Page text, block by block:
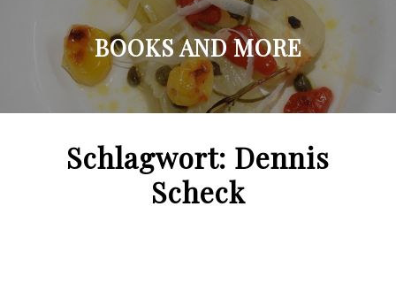
BOOKS AND MORE
Schlagwort: Dennis
Scheck